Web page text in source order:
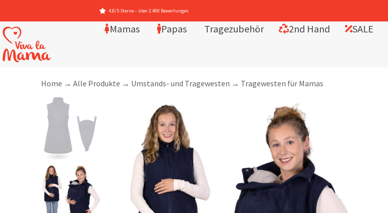
Mamas Papas Tragezubehör 2nd Hand SALE
Home → Alle Produkte → Umstands- und Tragewesten → Tragewesten für Mamas